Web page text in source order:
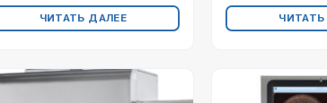
ЧИТАТЬ ДАЛЕЕ